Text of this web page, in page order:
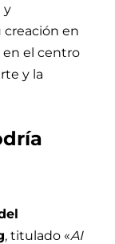
y
creación en
en el centro
y la
, titulado «AI